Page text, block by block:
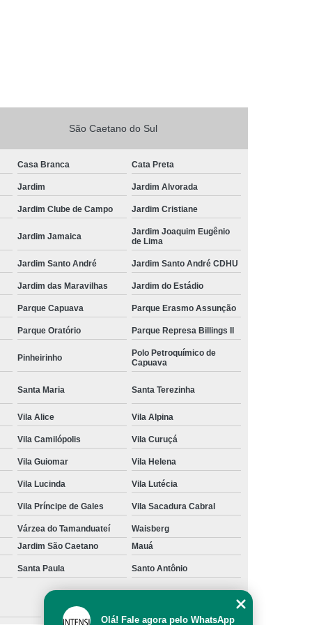
São Caetano do Sul
Casa Branca Cata Preta
Jardim Jardim Alvorada
Jardim Clube de Campo Jardim Cristiane
Jardim Jamaica
Jardim Joaquim Eugênio
de Lima
Jardim Santo André Jardim Santo André CDHU
Jardim das Maravilhas Jardim do Estádio
Parque Capuava Parque Erasmo Assunção
Parque Oratório Parque Represa Billings II
Pinheirinho
Polo Petroquímico de
Capuava
Santa Maria Santa Terezinha
Vila Alice Vila Alpina
Vila Camilópolis Vila Curuçá
Vila Guiomar Vila Helena
Vila Lucinda Vila Lutécia
Vila Príncipe de Gales Vila Sacadura Cabral
Várzea do Tamanduateí
Waisberg
Jardim São Caetano Mauá
Santa Paula Santo Antônio
São Caetano do Sul
Olá! Fale agora pelo WhatsApp